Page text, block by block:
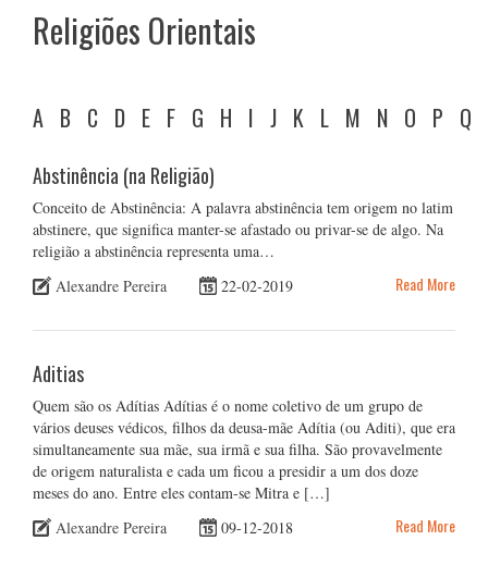
Religiões Orientais
A B C D E F G H I J K L M N O P Q
Abstinência (na Religião)
Conceito de Abstinência: A palavra abstinência tem origem no latim
abstinere, que significa manter-se afastado ou privar-se de algo. Na
religião a abstinência representa uma…
Alexandre Pereira
22-02-2019 Read More
Aditias
Quem são os Adítias Adítias é o nome coletivo de um grupo de
vários deuses védicos, filhos da deusa-mãe Adítia (ou Aditi), que era
simultaneamente sua mãe, sua irmã e sua filha. São provavelmente
de origem naturalista e cada um ficou a presidir a um dos doze
meses do ano. Entre eles contam-se Mitra e […]
Alexandre Pereira
09-12-2018 Read More